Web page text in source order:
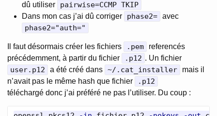
dû utiliser
pairwise=CCMP TKIP
Dans mon cas j’ai dû corriger phase2= avec
phase2="auth="
Il faut désormais créer les fichiers .pem
referencés
précédemment, à partir du fichier
.p12 . Un fichier
user.p12 a été créé dans ~/.cat_installer
mais il
n’avait pas le même hash que fichier
.p12
téléchargé donc j’ai préféré ne pas l’utiliser. Du coup :